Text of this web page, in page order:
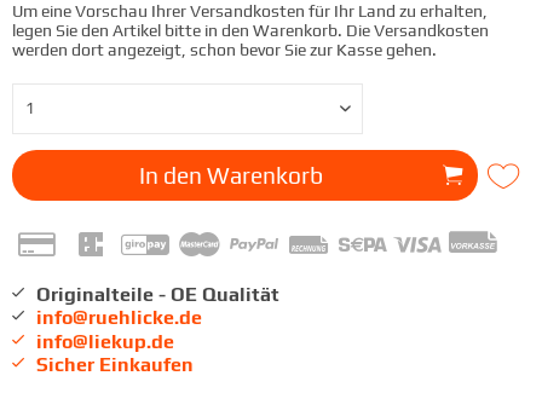
Um eine Vorschau Ihrer Versandkosten für Ihr Land zu erhalten,
legen Sie den Artikel bitte in den Warenkorb. Die Versandkosten
werden dort angezeigt, schon bevor Sie zur Kasse gehen.
In den Warenkorb
Originalteile - OE Qualität
info@ruehlicke.de
info@liekup.de
Sicher Einkaufen